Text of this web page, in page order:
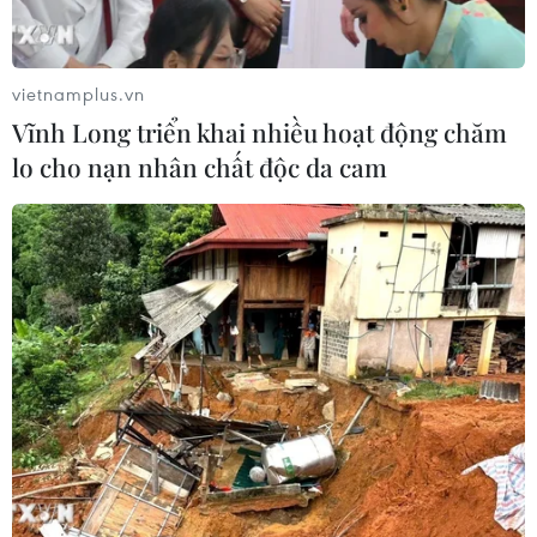
Thường trực Ban Bí thư Trần Cẩm Tú
05/08/2026 14:54
Thủ tướng Lê Minh Hưng tiếp Bộ
trưởng Quốc phòng Malaysia
05/08/2026 11:31
Tổng Bí thư, Chủ tịch nước Tô Lâm:
Quan hệ Việt Nam-Malaysia ngày
càng phát triển năng động
05/08/2026 10:56
vietnamplus.vn
Vĩnh Long triển khai nhiều hoạt động chăm
lo cho nạn nhân chất độc da cam